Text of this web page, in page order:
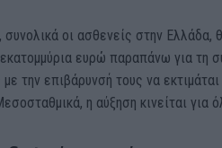
συνολικά οι ασθενείς στην
ευρώ παραπάνω για τη
την επιβάρυνσή τους να εκτιμάται
η αύξηση κινείται για